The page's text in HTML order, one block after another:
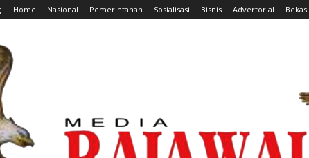
Home Nasional Pemerintahan Sosialisasi Bisnis Advertorial Bekasi